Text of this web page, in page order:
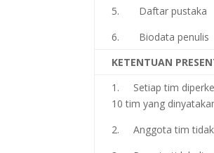
5. Daftar pustaka
6. Biodata penulis
KETENTUAN
1. Setiap tim
10 tim yang
2. Anggota tim tidak